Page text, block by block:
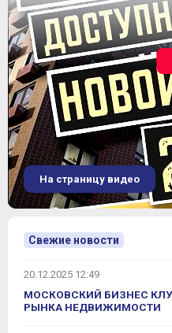
На страницу видео
Свежие новости
20.12.2025 12:49
МОСКОВСКИЙ БИЗНЕС
РЫНКА НЕДВИЖИМОСТИ